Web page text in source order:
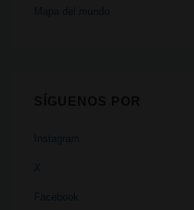
Mapa del mundo
Instagram
X
Facebook